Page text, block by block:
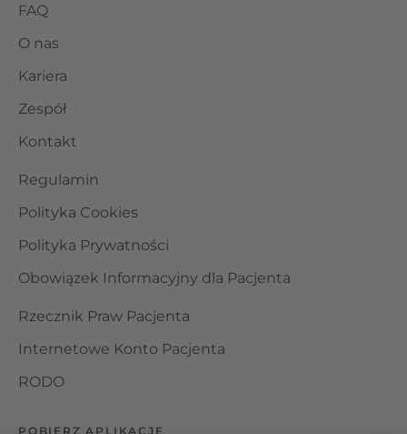
FAQ
O nas
Kariera
Zespół
Kontakt
Regulamin
Polityka Cookies
Polityka Prywatności
Obowiązek Informacyjny dla Pacjenta
Rzecznik Praw Pacjenta
Internetowe Konto Pacjenta
RODO
POBIERZ APLIKACJĘ